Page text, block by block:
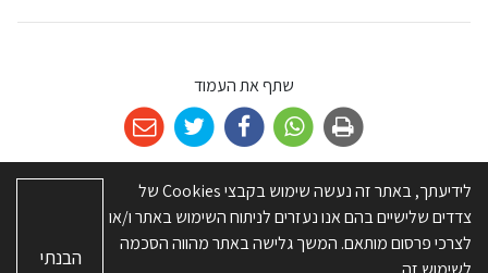
שתף את העמוד
© כל הזכויות שמורות ל-מועצה אזורית דרום השרון. האתר פותח על ידי
לידיעתך, באתר זה נעשה שימוש בקבצי Cookies של
צדדים שלישיים בהם אנו נעזרים לניתוח השימוש באתר ו/או
לצרכי פרסום מותאם. המשך גלישה באתר מהווה הסכמה
הבנתי